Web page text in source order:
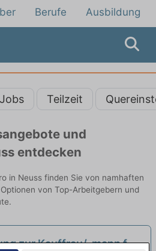
Berufe Ausbildung
Teilzeit
und
entdecken
in Neuss finden Sie von namhaften
von Top-Arbeitgebern und
zur Kauffrau/-mann für